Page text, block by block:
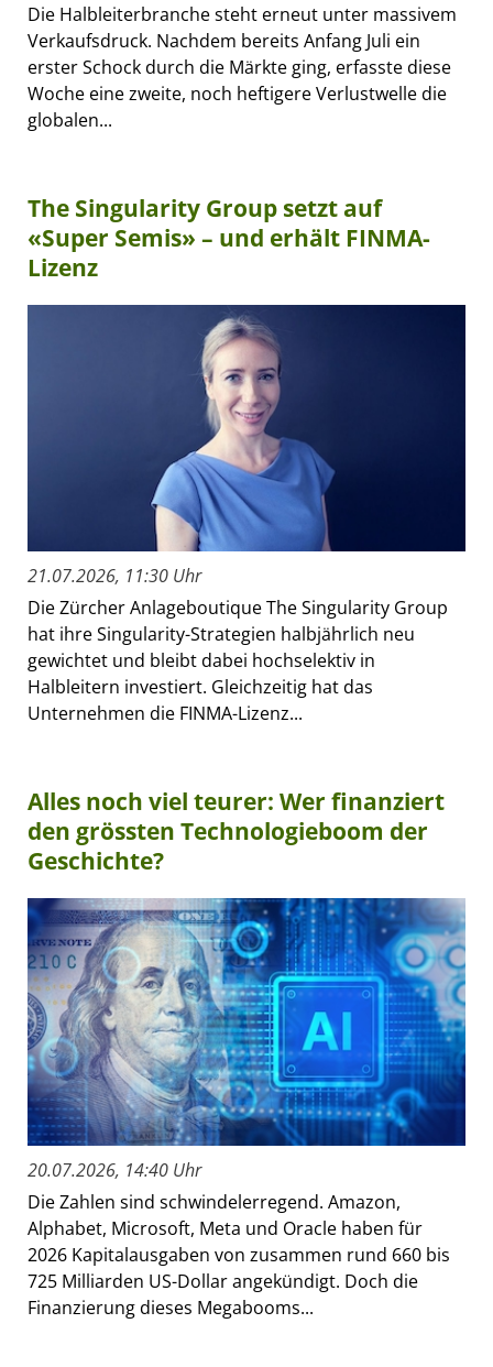
Die Halbleiterbranche steht erneut unter massivem
Verkaufsdruck. Nachdem bereits Anfang Juli ein
erster Schock durch die Märkte ging, erfasste diese
Woche eine zweite, noch heftigere Verlustwelle die
globalen...
The Singularity Group setzt auf
«Super Semis» – und erhält FINMA-
Lizenz
21.07.2026, 11:30 Uhr
Die Zürcher Anlageboutique The Singularity Group
hat ihre Singularity-Strategien halbjährlich neu
gewichtet und bleibt dabei hochselektiv in
Halbleitern investiert. Gleichzeitig hat das
Unternehmen die FINMA-Lizenz...
Alles noch viel teurer: Wer finanziert
den grössten Technologieboom der
Geschichte?
20.07.2026, 14:40 Uhr
Die Zahlen sind schwindelerregend. Amazon,
Alphabet, Microsoft, Meta und Oracle haben für
2026 Kapitalausgaben von zusammen rund 660 bis
725 Milliarden US-Dollar angekündigt. Doch die
Finanzierung dieses Megabooms...